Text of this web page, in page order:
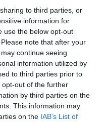
to third parties, or
information for
use the below opt-out
note that after your
continue seeing
information utilized by
to third parties prior to
out of the further
by third parties on the
This information may
on the IAB’s List of